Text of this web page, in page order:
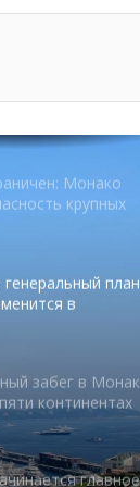
Монако
главное:
Гран-при